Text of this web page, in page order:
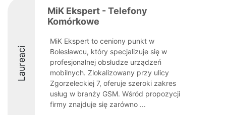
Laureaci
MiK Ekspert - Telefony
Komórkowe
MiK Ekspert to ceniony punkt w
Bolesławcu, który specjalizuje się w
profesjonalnej obsłudze urządzeń
mobilnych. Zlokalizowany przy ulicy
Zgorzeleckiej 7, oferuje szeroki zakres
usług w branży GSM. Wśród propozycji
firmy znajduje się zarówno ...